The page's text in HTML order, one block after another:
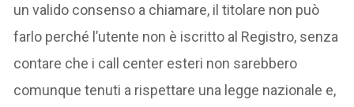
un valido consenso a chiamare, il titolare non può
farlo perché l’utente non è iscritto al Registro, senza
contare che i call center esteri non sarebbero
comunque tenuti a rispettare una legge nazionale e,